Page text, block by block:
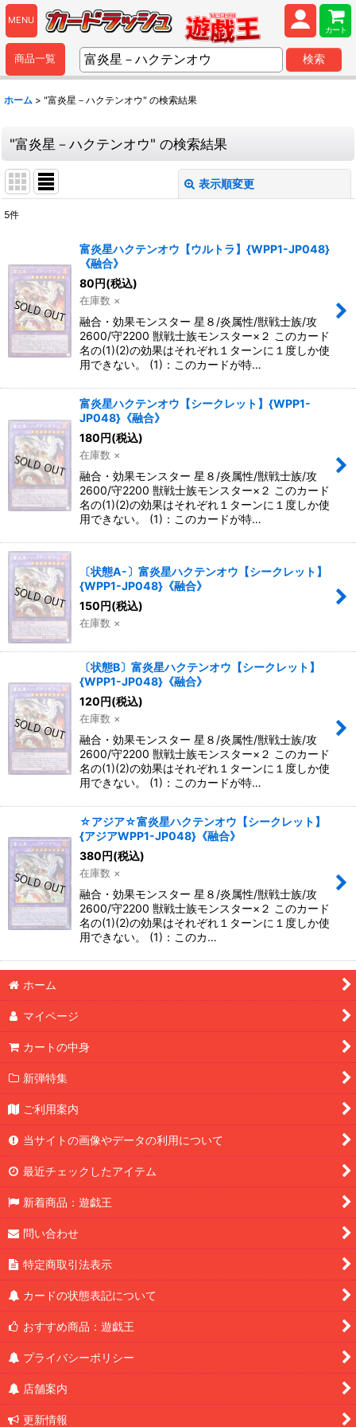
MENU
カート
商品一覧 検索
ホーム > "富炎星－ハクテンオウ" の検索結果
"富炎星－ハクテンオウ" の検索結果
表示順変更
表示数:
並び順:
カテゴリ:
5件
富炎星ハクテンオウ【ウルトラ】{WPP1-JP048}
《融合》
80円(税込)
在庫数 ×
融合・効果モンスター 星８/炎属性/獣戦士族/攻
2600/守2200 獣戦士族モンスター×２ このカード
名の(1)(2)の効果はそれぞれ１ターンに１度しか使
用できない。 (1)：このカードが特…
富炎星ハクテンオウ【シークレット】{WPP1-
JP048}《融合》
180円(税込)
在庫数 ×
融合・効果モンスター 星８/炎属性/獣戦士族/攻
2600/守2200 獣戦士族モンスター×２ このカード
名の(1)(2)の効果はそれぞれ１ターンに１度しか使
用できない。 (1)：このカードが特…
〔状態A-〕富炎星ハクテンオウ【シークレット】
{WPP1-JP048}《融合》
150円(税込)
在庫数 ×
〔状態B〕富炎星ハクテンオウ【シークレット】
{WPP1-JP048}《融合》
120円(税込)
在庫数 ×
融合・効果モンスター 星８/炎属性/獣戦士族/攻
2600/守2200 獣戦士族モンスター×２ このカード
名の(1)(2)の効果はそれぞれ１ターンに１度しか使
用できない。 (1)：このカードが特…
☆アジア☆富炎星ハクテンオウ【シークレット】
{アジアWPP1-JP048}《融合》
380円(税込)
在庫数 ×
融合・効果モンスター 星８/炎属性/獣戦士族/攻
2600/守2200 獣戦士族モンスター×２ このカード
名の(1)(2)の効果はそれぞれ１ターンに１度しか使
用できない。 (1)：このカ…
ホーム
マイページ
カートの中身
新弾特集
ご利用案内
当サイトの画像やデータの利用について
最近チェックしたアイテム
新着商品：遊戯王
問い合わせ
特定商取引法表示
カードの状態表記について
おすすめ商品：遊戯王
プライバシーポリシー
店舗案内
更新情報